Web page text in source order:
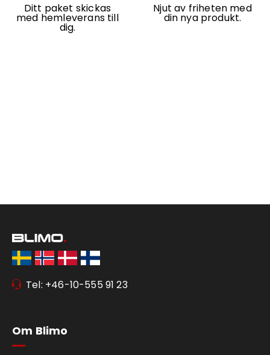
Ditt paket skickas
med hemleverans till
dig.
Njut av friheten med
din nya produkt.
Tel: +46-10-555 91 23
Om Blimo